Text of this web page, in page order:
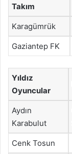
Takım
Karagümrük
Gaziantep FK
Yıldız
Oyuncular
Aydın
Karabulut
Cenk Tosun